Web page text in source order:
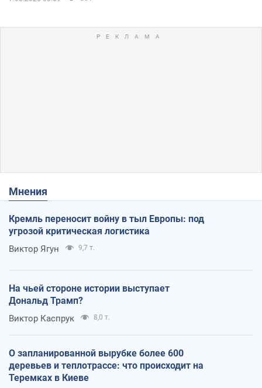
Мнения
Кремль переносит войну в тыл Европы: под
угрозой критическая логистика
Виктор Ягун 9,7 т.
На чьей стороне истории выступает
Дональд Трамп?
Виктор Каспрук 8,0 т.
О запланированной вырубке более 600
деревьев и теплотрассе: что происходит на
Теремках в Киеве